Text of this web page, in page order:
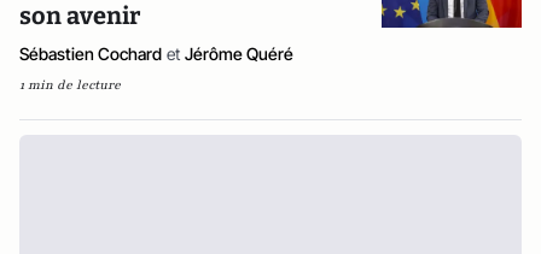
son avenir
Sébastien Cochard et Jérôme Quéré
1 min de lecture